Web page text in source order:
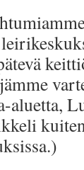
aluetta,